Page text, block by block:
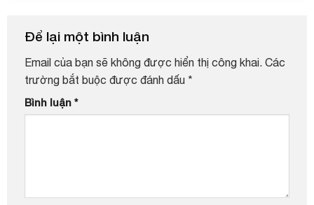
Để lại một bình luận
Email của bạn sẽ không được hiển thị công khai. Các
trường bắt buộc được đánh dấu *
Bình luận *